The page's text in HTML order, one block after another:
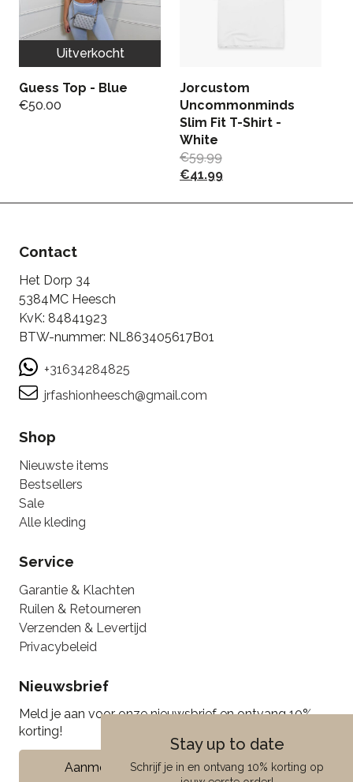
Uitverkocht
Guess Top - Blue
€50.00
Jorcustom
Uncommonminds
Slim Fit T-Shirt -
White
€59.99
€41.99
Stay up to date
Schrijf je in en ontvang 10% korting op
Contact
Het Dorp 34
5384MC Heesch
KvK: 84841923
BTW-nummer: NL863405617B01
+31634284825
jrfashionheesch@gmail.com
Shop
Nieuwste items
Bestsellers
Sale
Alle kleding
Service
Garantie & Klachten
Ruilen & Retourneren
Verzenden & Levertijd
Privacybeleid
Nieuwsbrief
Meld je aan voor onze nieuwsbrief en ontvang 10%
korting!
Aanmelden